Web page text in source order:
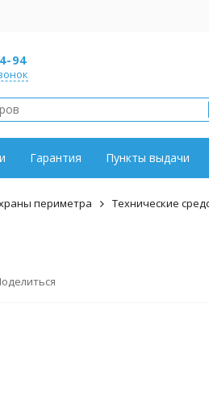
94
Гарантия Пункты выдачи
периметра Технические